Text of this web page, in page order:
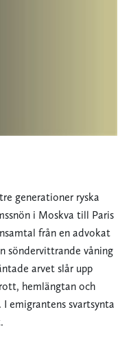
generationer ryska
i Moskva till Paris
från en advokat
söndervittrande våning
arvet slår upp
hemlängtan och
emigrantens svartsynta